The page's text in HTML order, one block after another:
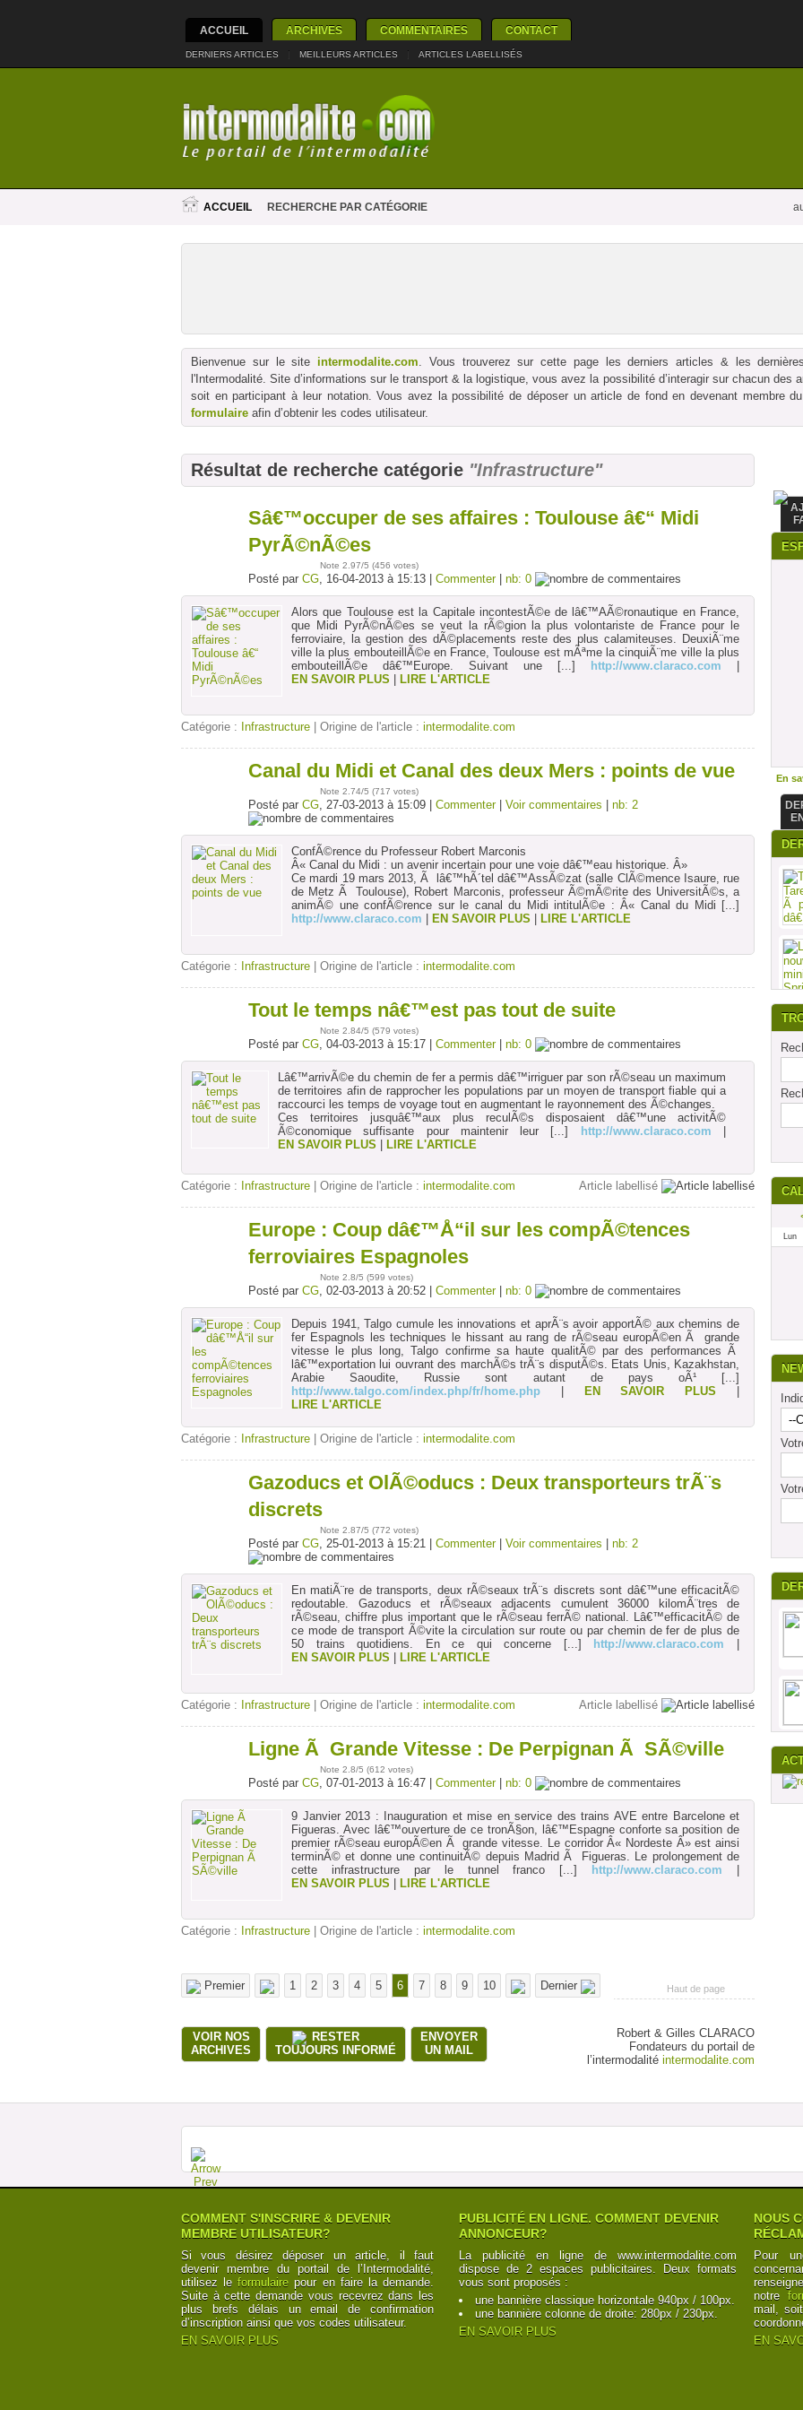
ACCUEIL ARCHIVES COMMENTAIRES CONTACT
DERNIERS ARTICLES | MEILLEURS ARTICLES | ARTICLES LABELLISÉS
ACCUEIL RECHERCHE PAR CATÉGORIE
Bienvenue sur le site intermodalite.com. Vous trouverez sur cette page les derniers articles & les
l'Intermodalité. Site d’informations sur le transport & la logistique, vous avez la possibilité d’interagir sur chacun des
soit en participant à leur notation. Vous avez la possibilité de déposer un article de fond en devenant membre
formulaire afin d’obtenir les codes utilisateur.
Résultat de recherche catégorie "Infrastructure"
Sâ€™occuper de ses affaires : Toulouse â€“ Midi
PyrÃ©nÃ©es
Note 2.97/5 (456 votes)
Posté par CG, 16-04-2013 à 15:13 | Commenter| nb: 0
Alors que Toulouse est la Capitale incontestÃ©e de lâ€™AÃ©ronautique en France,
que Midi PyrÃ©nÃ©es se veut la rÃ©gion la plus volontariste de France pour le
ferroviaire, la gestion des dÃ©placements reste des plus calamiteuses. DeuxiÃ¨me
ville la plus embouteillÃ©e en France, Toulouse est mÃªme la cinquiÃ¨me ville la plus
embouteillÃ©e dâ€™Europe. Suivant une [...] http://www.claraco.com
EN SAVOIR PLUS
LIRE L'ARTICLE
Catégorie : Infrastructure | Origine de l'article : intermodalite.com
Canal du Midi et Canal des deux Mers : points de vue
Note 2.74/5 (717 votes)
Posté par CG, 27-03-2013 à 15:09 | Commenter| Voir commentaires nb: 2
ConfÃ©rence du Professeur Robert Marconis
Â« Canal du Midi : un avenir incertain pour une voie dâ€™eau historique. Â»
Ce mardi 19 mars 2013, Ã lâ€™hÃ´tel dâ€™AssÃ©zat (salle ClÃ©mence Isaure, rue
de Metz Ã Toulouse), Robert Marconis, professeur Ã©mÃ©rite des UniversitÃ©s, a
animÃ© une confÃ©rence sur le canal du Midi intitulÃ©e : Â« Canal du Midi [...]
http://www.claraco.com
EN SAVOIR PLUS LIRE L'ARTICLE
Catégorie : Infrastructure | Origine de l'article : intermodalite.com
Tout le temps nâ€™est pas tout de suite
Note 2.84/5 (579 votes)
Posté par CG, 04-03-2013 à 15:17 | Commenter| nb: 0
Lâ€™arrivÃ©e du chemin de fer a permis dâ€™irriguer par son rÃ©seau un maximum
de territoires afin de rapprocher les populations par un moyen de transport fiable qui a
raccourci les temps de voyage tout en augmentant le rayonnement des Ã©changes.
Ces territoires jusquâ€™aux plus reculÃ©s disposaient dâ€™une activitÃ©
Ã©conomique suffisante pour maintenir leur [...] http://www.claraco.com
EN SAVOIR PLUS
LIRE L'ARTICLE
Catégorie : Infrastructure | Origine de l'article : intermodalite.com Article labellisé
Europe : Coup dâ€™Å“il sur les compÃ©tences
ferroviaires Espagnoles
Note 2.8/5 (599 votes)
Posté par CG, 02-03-2013 à 20:52 | Commenter| nb: 0
Depuis 1941, Talgo cumule les innovations et aprÃ¨s avoir apportÃ© aux chemins de
fer Espagnols les techniques le hissant au rang de rÃ©seau europÃ©en Ã grande
vitesse le plus long, Talgo confirme sa haute qualitÃ© par des performances Ã
lâ€™exportation lui ouvrant des marchÃ©s trÃ¨s disputÃ©s. Etats Unis, Kazakhstan,
Arabie Saoudite, Russie sont autant de pays oÃ¹[...]
http://www.talgo.com/index.php/fr/home.php
EN SAVOIR PLUS
LIRE L'ARTICLE
Catégorie : Infrastructure | Origine de l'article : intermodalite.com
Gazoducs et OlÃ©oducs : Deux transporteurs trÃ¨s
discrets
Note 2.87/5 (772 votes)
Posté par CG, 25-01-2013 à 15:21 | Commenter| Voir commentaires nb: 2
En matiÃ¨re de transports, deux rÃ©seaux trÃ¨s discrets sont dâ€™une efficacitÃ©
redoutable. Gazoducs et rÃ©seaux adjacents cumulent 36000 kilomÃ¨tres de
rÃ©seau, chiffre plus important que le rÃ©seau ferrÃ© national. Lâ€™efficacitÃ© de
ce mode de transport Ã©vite la circulation sur route ou par chemin de fer de plus de
50 trains quotidiens. En ce qui concerne [...] http://www.claraco.com
EN SAVOIR PLUS
LIRE L'ARTICLE
Catégorie : Infrastructure | Origine de l'article : intermodalite.com Article labellisé
Ligne Ã Grande Vitesse : De Perpignan Ã SÃ©ville
Note 2.8/5 (612 votes)
Posté par CG, 07-01-2013 à 16:47 | Commenter| nb: 0
9 Janvier 2013 : Inauguration et mise en service des trains AVE entre Barcelone et
Figueras. Avec lâ€™ouverture de ce tronÃ§on, lâ€™Espagne conforte sa position de
premier rÃ©seau europÃ©en Ã grande vitesse. Le corridor Â« Nordeste Â» est ainsi
terminÃ© et donne une continuitÃ© depuis Madrid Ã Figueras. Le prolongement de
cette infrastructure par le tunnel franco [...] http://www.claraco.com
EN SAVOIR PLUS
LIRE L'ARTICLE
Catégorie : Infrastructure | Origine de l'article : intermodalite.com
Premier 1 2 3 4 5 6 7 8 9 10 Dernier Haut de page
VOIR NOS
ARCHIVES
RESTER
TOUJOURS INFORMÉ
ENVOYER
UN MAIL
Robert & Gilles CLARACO
Fondateurs du portail de
l’intermodalité intermodalite.com
En
Lun
COMMENT S'INSCRIRE & DEVENIR
MEMBRE UTILISATEUR?
Si vous désirez déposer un article, il faut
devenir membre du portail de l’Intermodalité,
utilisez leformulaire pour en faire la demande.
Suite à cette demande vous recevrez dans les
plus brefs délais un email de confirmation
d’inscription ainsi que vos codes utilisateur.
EN SAVOIR PLUS
PUBLICITÉ EN LIGNE. COMMENT DEVENIR
ANNONCEUR?
La publicité en ligne de www.intermodalite.com
dispose de 2 espaces publicitaires. Deux formats
vous sont proposés :
une bannière classique horizontale 940px / 100px.
une bannière colonne de droite: 280px / 230px.
EN SAVOIR PLUS
NOUS
Pour
notre
mail,
EN